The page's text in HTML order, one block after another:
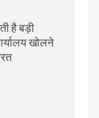
है बड़ी
खोलने